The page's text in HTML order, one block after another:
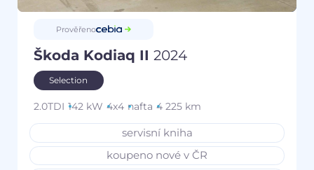
Prověřeno
Škoda Kodiaq II 2024
Selection
2.0TDI 142 kW 4x4 nafta 4 225 km
servisní kniha
koupeno nové v ČR